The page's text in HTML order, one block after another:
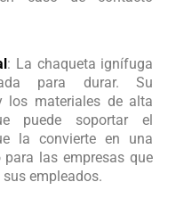
: La chaqueta ignífuga
para durar. Su
los materiales de alta
puede soportar el
la convierte en una
las empresas que
empleados.